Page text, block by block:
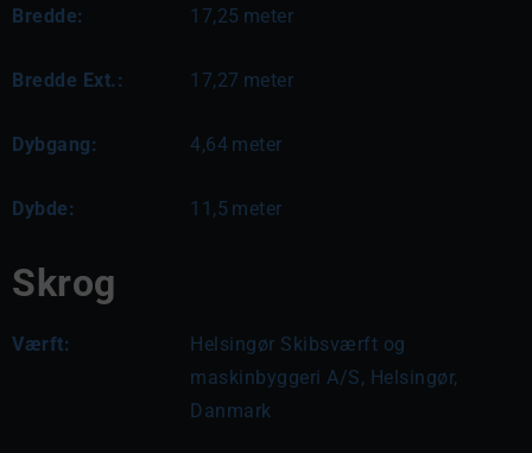
Bredde: 17,25 meter
Bredde Ext.: 17,27 meter
Dybgang: 4,64 meter
Dybde: 11,5 meter
Skrog
Værft:
Helsingør Skibsværft og
maskinbyggeri A/S, Helsingør,
Danmark